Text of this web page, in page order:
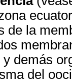
de la
demás
del